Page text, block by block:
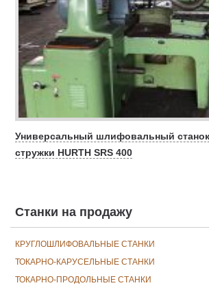
Универсальный шлифовальный станок
стружки HURTH SRS 400
Станки на продажу
КРУГЛОШЛИФОВАЛЬНЫЕ СТАНКИ
ТОКАРНО-КАРУСЕЛЬНЫЕ СТАНКИ
ТОКАРНО-ПРОДОЛЬНЫЕ СТАНКИ